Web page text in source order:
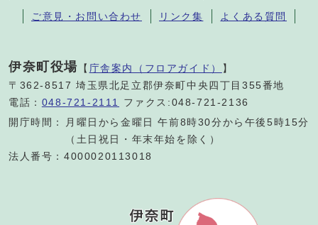
ご意見・お問い合わせ リンク集 よくある質問
伊奈町役場 【 庁舎案内（フロアガイド） 】
〒362-8517 埼玉県北足立郡伊奈町中央四丁目355番地
電話： 048-721-2111
ファクス:048-721-2136
開庁時間：
月曜日から金曜日 午前8時30分から午後5時15分
（土日祝日・年末年始を除く）
法人番号：4000020113018